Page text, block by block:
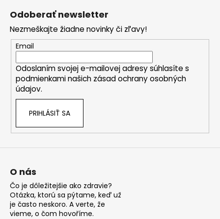
Odoberať newsletter
Nezmeškajte žiadne novinky či zľavy!
Email
Odoslaním svojej e-mailovej adresy súhlasíte s
podmienkami našich zásad ochrany osobných
údajov.
PRIHLÁSIŤ SA
O nás
Čo je dôležitejšie ako zdravie?
Otázka, ktorú sa pýtame, keď už
je často neskoro. A verte, že
vieme, o čom hovoříme.